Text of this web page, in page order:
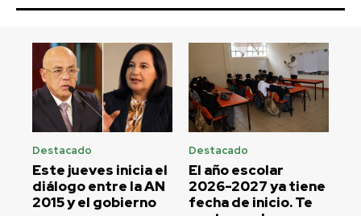
Destacado
Este jueves inicia el
diálogo entre la AN
2015 y el gobierno
Destacado
El año escolar
2026-2027 ya tiene
fecha de inicio. Te